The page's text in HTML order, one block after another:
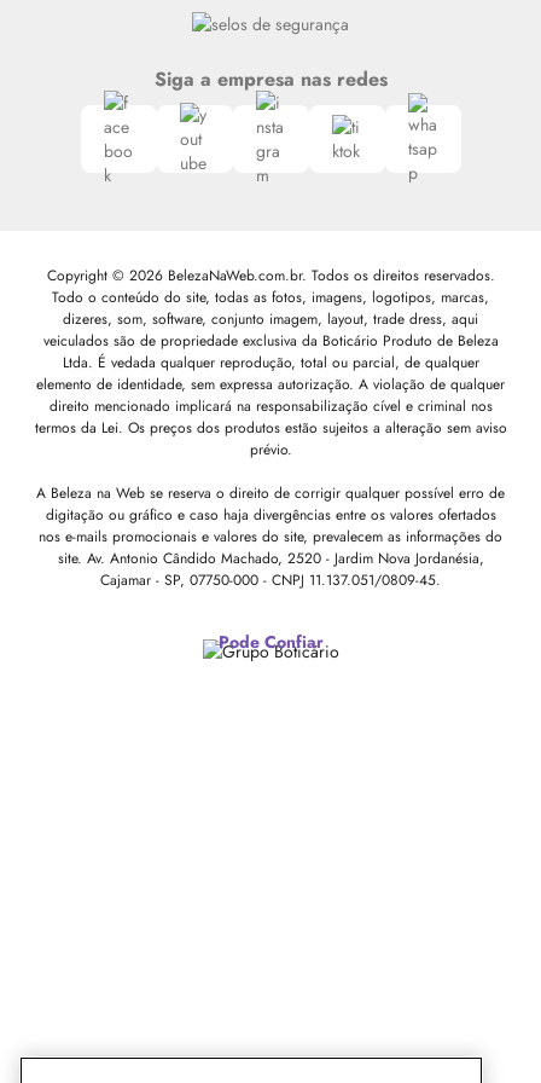
Siga a empresa nas redes
Copyright © 2026 BelezaNaWeb.com.br. Todos os direitos reservados.
Todo o conteúdo do site, todas as fotos, imagens, logotipos, marcas,
dizeres, som, software, conjunto imagem, layout, trade dress, aqui
veiculados são de propriedade exclusiva da Boticário Produto de Beleza
Ltda. É vedada qualquer reprodução, total ou parcial, de qualquer
elemento de identidade, sem expressa autorização. A violação de qualquer
direito mencionado implicará na responsabilização cível e criminal nos
termos da Lei. Os preços dos produtos estão sujeitos a alteração sem aviso
prévio.
A Beleza na Web se reserva o direito de corrigir qualquer possível erro de
digitação ou gráfico e caso haja divergências entre os valores ofertados
nos e-mails promocionais e valores do site, prevalecem as informações do
site. Av. Antonio Cândido Machado, 2520 - Jardim Nova Jordanésia,
Cajamar - SP, 07750-000 - CNPJ 11.137.051/0809-45.
Pode Confiar